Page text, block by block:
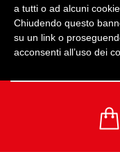
a tutti o ad alcuni
Chiudendo questo
su un link o
acconsenti all’uso dei